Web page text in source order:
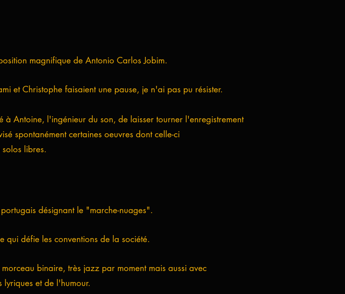
magnifique de Antonio Carlos Jobim.
et Christophe faisaient une pause, je n'ai pas pu résister.
à Antoine, l'ingénieur du son, de laisser tourner l'enregistrement
spontanément certaines oeuvres dont celle-ci
libres.
désignant le "marche-nuages".
qui défie les conventions de la société.
binaire, très jazz par moment mais aussi avec
lyriques et de l'humour.